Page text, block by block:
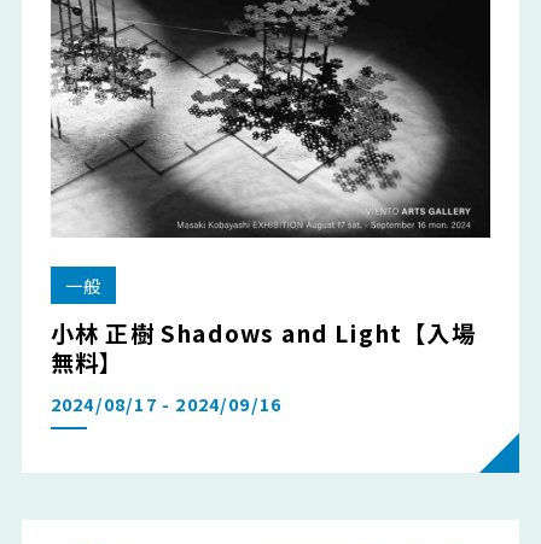
一般
小林 正樹 Shadows and Light【入場
無料】
2024/08/17 - 2024/09/16